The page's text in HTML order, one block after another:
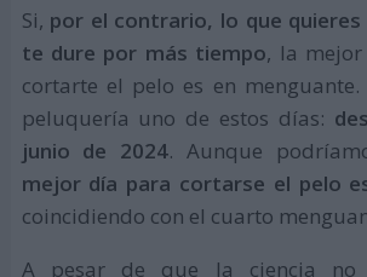
Si, por el contrario, lo que
te dure por más tiempo, la
cortarte el pelo es en
peluquería uno de estos días:
junio de 2024. Aunque
mejor día para cortarse el pelo
coincidiendo con el cuarto
A pesar de que la ciencia no